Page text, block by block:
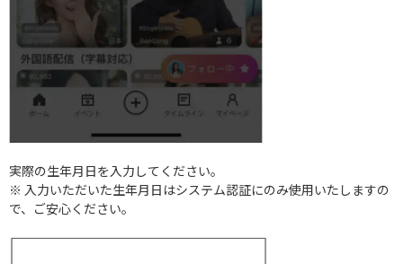
実際の生年月日を入力してください。
※ 入力いただいた生年月日はシステム認証にのみ使用いたしますの
で、ご安心ください。